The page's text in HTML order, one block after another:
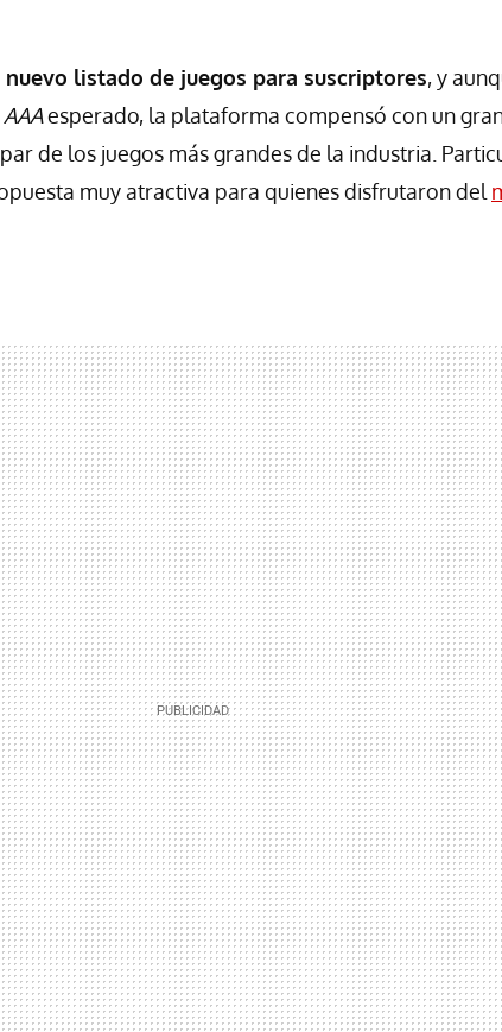
nuevo listado de juegos para suscriptores, y
AAAesperado, la plataforma compensó con un
de los juegos más grandes de la industria.
muy atractiva para quienes disfrutaron del